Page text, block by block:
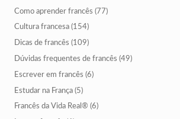
Como aprender francês (77)
Cultura francesa (154)
Dicas de francês (109)
Dúvidas frequentes de francês (49)
Escrever em francês (6)
Estudar na França (5)
Francês da Vida Real® (6)